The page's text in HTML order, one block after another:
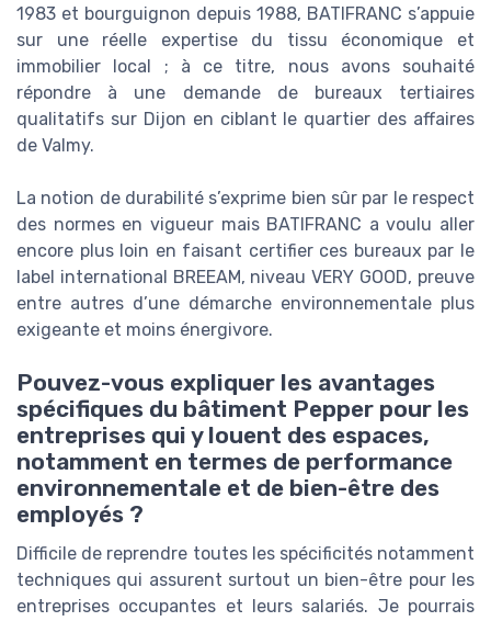
1983 et bourguignon depuis 1988, BATIFRANC s’appuie
sur une réelle expertise du tissu économique et
immobilier local ; à ce titre, nous avons souhaité
répondre à une demande de bureaux tertiaires
qualitatifs sur Dijon en ciblant le quartier des affaires
de Valmy.
La notion de durabilité s’exprime bien sûr par le respect
des normes en vigueur mais BATIFRANC a voulu aller
encore plus loin en faisant certifier ces bureaux par le
label international BREEAM, niveau VERY GOOD, preuve
entre autres d’une démarche environnementale plus
exigeante et moins énergivore.
Pouvez-vous expliquer les avantages
spécifiques du bâtiment Pepper pour les
entreprises qui y louent des espaces,
notamment en termes de performance
environnementale et de bien-être des
employés ?
Difficile de reprendre toutes les spécificités notamment
techniques qui assurent surtout un bien-être pour les
entreprises occupantes et leurs salariés. Je pourrais